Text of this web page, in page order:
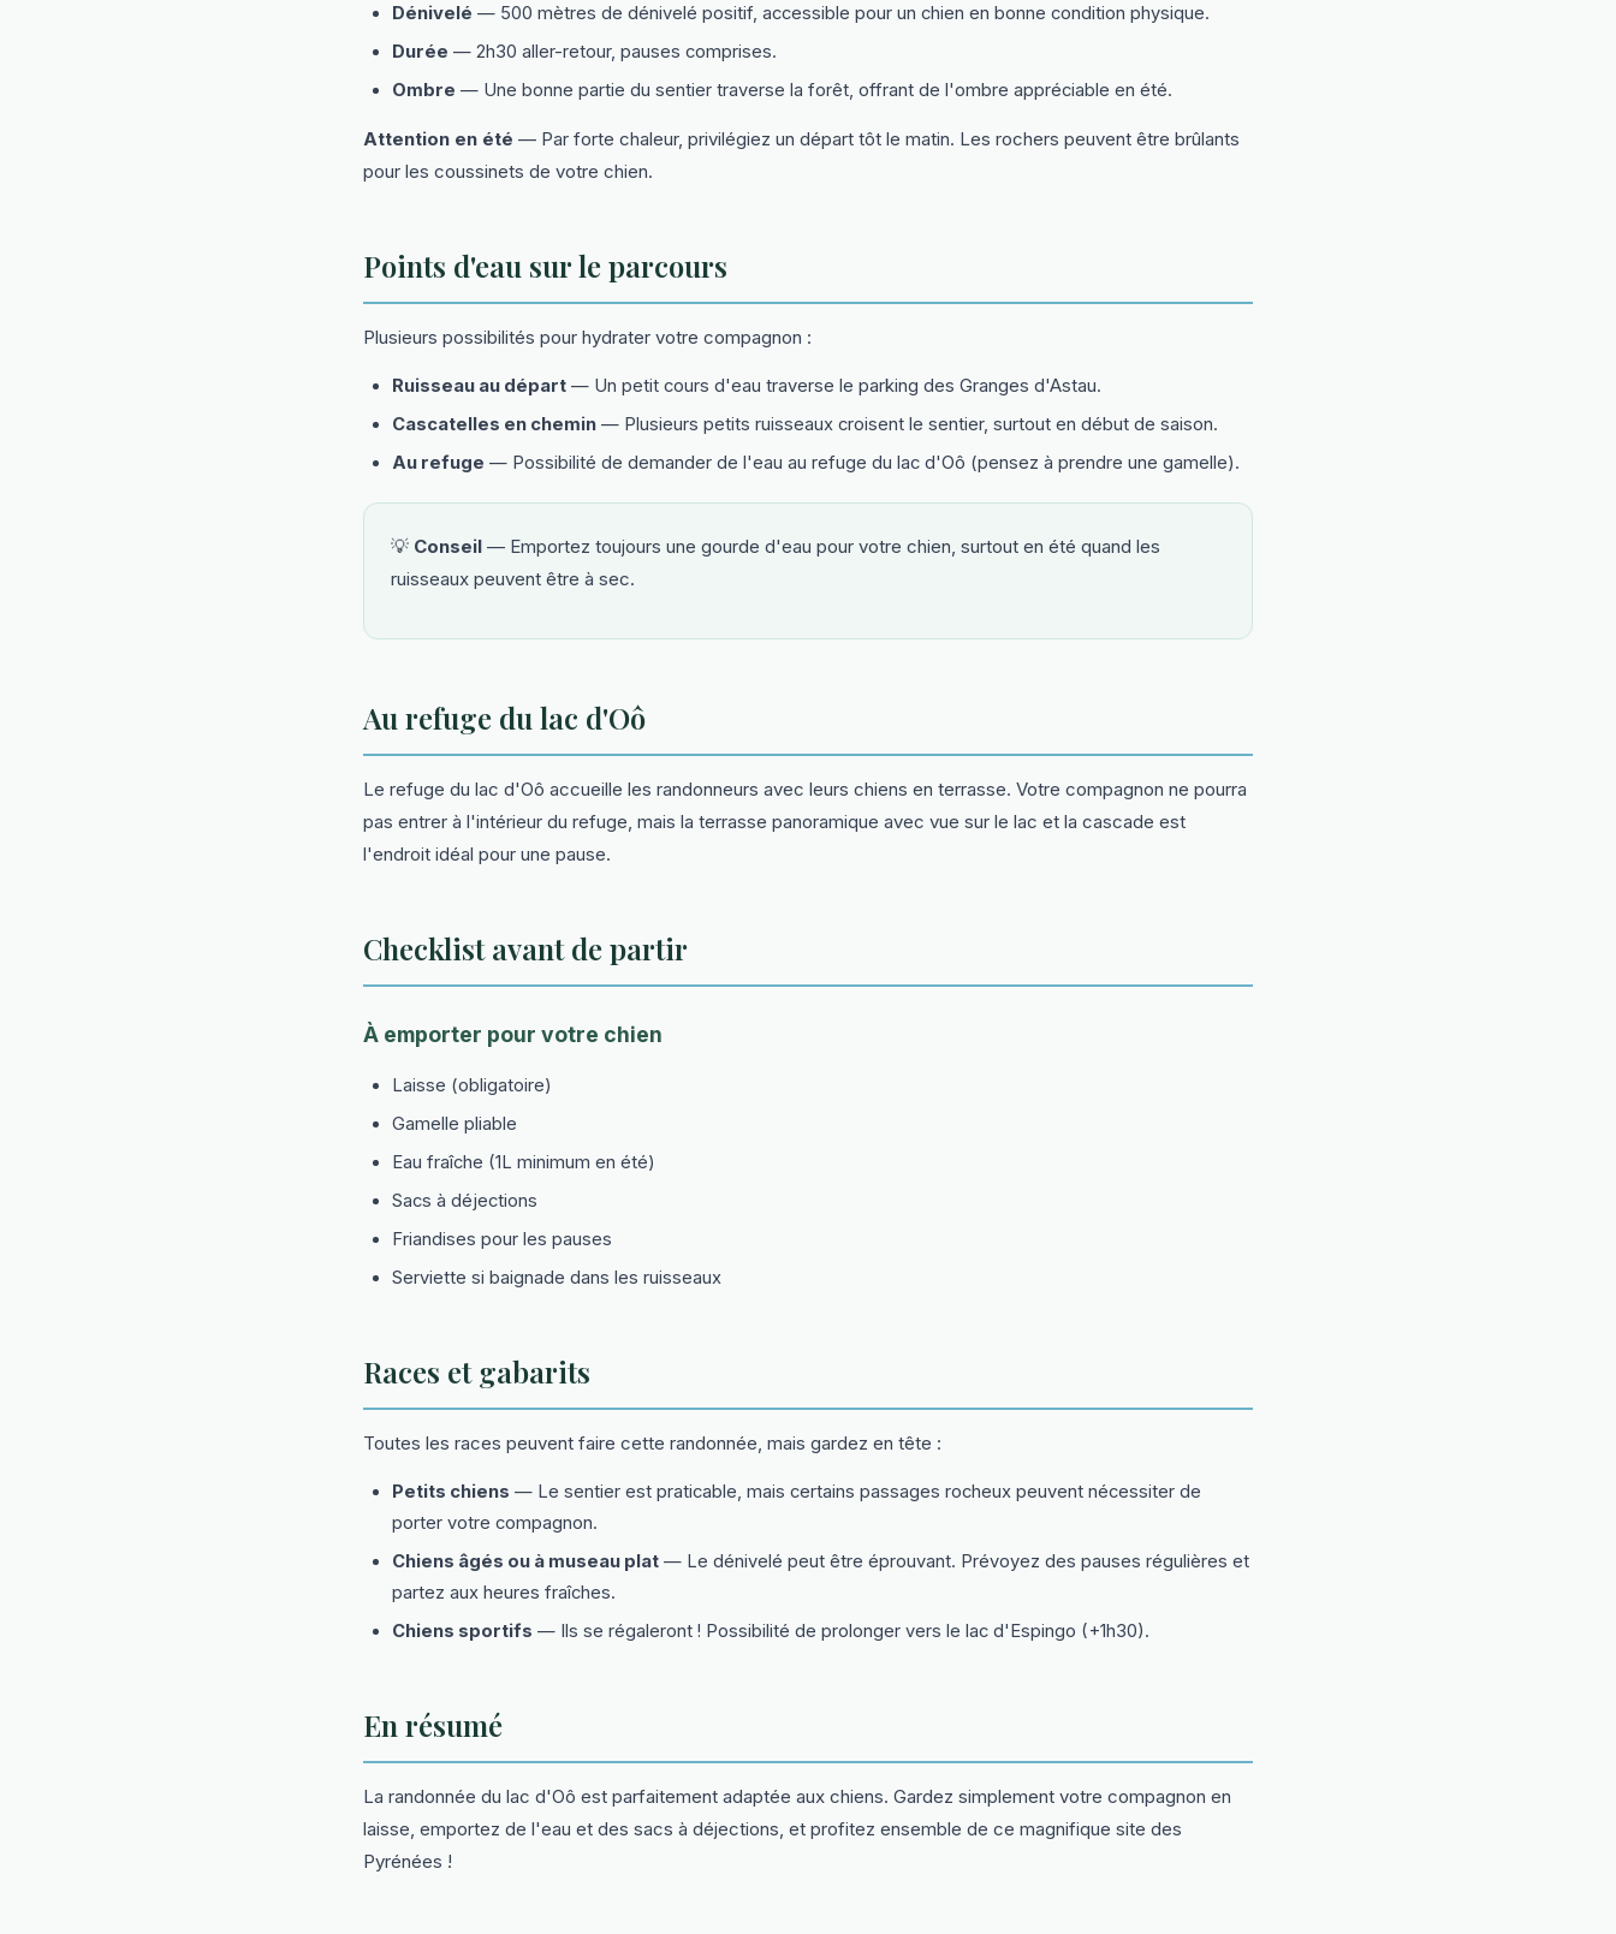
Dénivelé — 500 mètres de dénivelé positif, accessible pour un chien en bonne condition physique.
Durée — 2h30 aller-retour, pauses comprises.
Ombre — Une bonne partie du sentier traverse la forêt, offrant de l'ombre appréciable en été.
Attention en été — Par forte chaleur, privilégiez un départ tôt le matin. Les rochers peuvent être brûlants
pour les coussinets de votre chien.
Points d'eau sur le parcours
Plusieurs possibilités pour hydrater votre compagnon :
Ruisseau au départ — Un petit cours d'eau traverse le parking des Granges d'Astau.
Cascatelles en chemin — Plusieurs petits ruisseaux croisent le sentier, surtout en début de saison.
Au refuge — Possibilité de demander de l'eau au refuge du lac d'Oô (pensez à prendre une gamelle).
💡 Conseil — Emportez toujours une gourde d'eau pour votre chien, surtout en été quand les
ruisseaux peuvent être à sec.
Au refuge du lac d'Oô
Le refuge du lac d'Oô accueille les randonneurs avec leurs chiens en terrasse. Votre compagnon ne pourra
pas entrer à l'intérieur du refuge, mais la terrasse panoramique avec vue sur le lac et la cascade est
l'endroit idéal pour une pause.
Checklist avant de partir
À emporter pour votre chien
Laisse (obligatoire)
Gamelle pliable
Eau fraîche (1L minimum en été)
Sacs à déjections
Friandises pour les pauses
Serviette si baignade dans les ruisseaux
Races et gabarits
Toutes les races peuvent faire cette randonnée, mais gardez en tête :
Petits chiens — Le sentier est praticable, mais certains passages rocheux peuvent nécessiter de
porter votre compagnon.
Chiens âgés ou à museau plat — Le dénivelé peut être éprouvant. Prévoyez des pauses régulières et
partez aux heures fraîches.
Chiens sportifs — Ils se régaleront ! Possibilité de prolonger vers le lac d'Espingo (+1h30).
En résumé
La randonnée du lac d'Oô est parfaitement adaptée aux chiens. Gardez simplement votre compagnon en
laisse, emportez de l'eau et des sacs à déjections, et profitez ensemble de ce magnifique site des
Pyrénées !